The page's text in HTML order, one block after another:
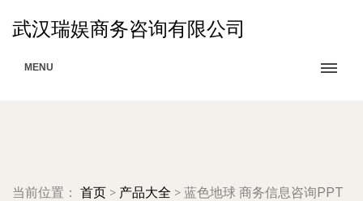
武汉瑞娱商务咨询有限公司
MENU
当前位置： 首页 > 产品大全 > 蓝色地球 商务信息咨询PPT